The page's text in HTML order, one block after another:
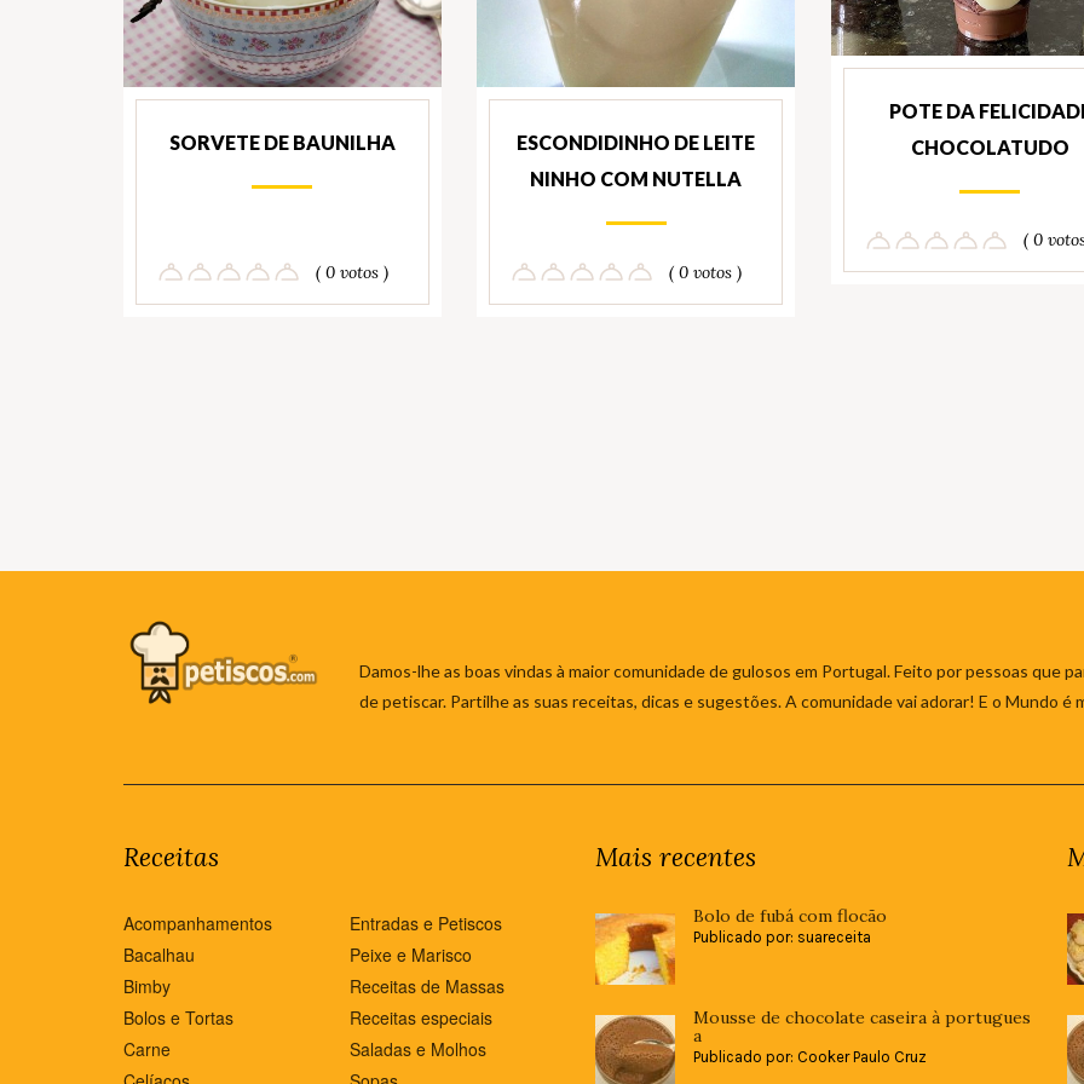
SORVETE DE BAUNILHA
( 0 votos )
ESCONDIDINHO DE LEITE
NINHO COM NUTELLA
( 0 votos )
POTE DA
CHOCOLATUDO
( 0
Damos-lhe as boas vindas à maior comunidade de gulosos em Portugal. Feito por pessoas que
de petiscar. Partilhe as suas receitas, dicas e sugestões. A comunidade vai adorar! E o Mundo é
Receitas
Acompanhamentos
Bacalhau
Bimby
Bolos e Tortas
Carne
Entradas e Petiscos
Peixe e Marisco
Receitas de Massas
Receitas especiais
Saladas e Molhos
Mais recentes
Bolo de fubá com flocão
Publicado por: suareceita
Mousse de chocolate caseira à portugues
a
Publicado por: Cooker Paulo Cruz